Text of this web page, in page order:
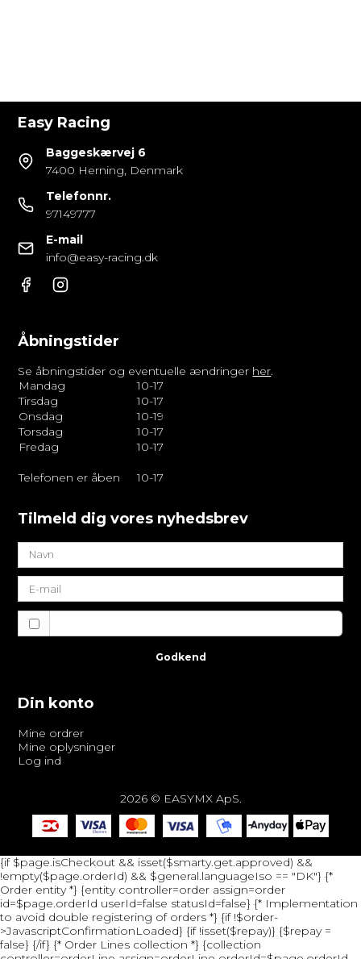
Easy Racing
Baggeskærvej 6
7400 Herning, Denmark
Telefonnr.
97149777
E-mail
info@easy-racing.dk
Åbningstider
Se åbningstider og eventuelle ændringer her.
Mandag
10-17
Tirsdag
10-17
Onsdag
10-19
Torsdag
10-17
Fredag
10-17
Telefonen er åben 10-17
Tilmeld dig vores nyhedsbrev
Godkend
Din konto
Mine ordrer
Mine oplysninger
Log ind
2026 © EASYMX ApS.
{if $page.isCheckout && isset($smarty.get.approved) &&
!empty($page.orderId) && $general.languageIso == "DK"} {*
Order entity *} {entity controller=order assign=order
id=$page.orderId userId=false statusId=false} {* Implementation
to avoid double registering of orders *} {if !$order-
>JavascriptConfirmationLoaded} {if !isset($repay)} {$repay =
false} {/if} {* Order Lines collection *} {collection